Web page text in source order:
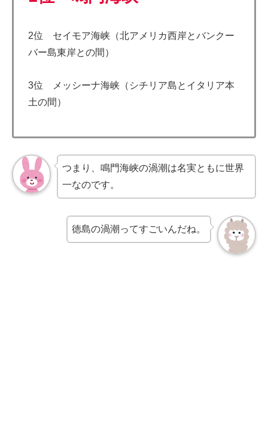
2位 セイモア海峡（北アメリカ西岸とバンクー
バー島東岸との間）
3位 メッシーナ海峡（シチリア島とイタリア本
土の間）
つまり、鳴門海峡の渦潮は名実ともに世界
一なのです。
徳島の渦潮ってすごいんだね。